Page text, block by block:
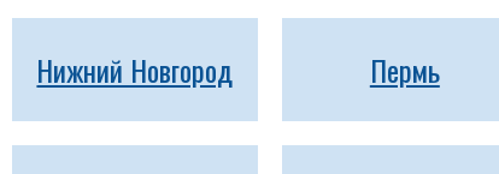
Нижний Новгород Пермь